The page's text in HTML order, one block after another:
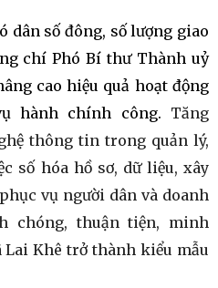
dân số đông, số lượng giao
chí Phó Bí thư Thành uỷ
cao hiệu quả hoạt động
hành chính công. Tăng
thông tin trong quản lý,
số hóa hồ sơ, dữ liệu, xây
vụ người dân và doanh
chóng, thuận tiện, minh
Lai Khê trở thành kiểu mẫu